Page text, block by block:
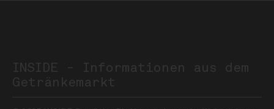
INSIDE - Informationen aus dem
Getränkemarkt